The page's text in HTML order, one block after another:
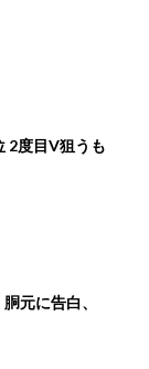
2度目V狙うも
元に告白、